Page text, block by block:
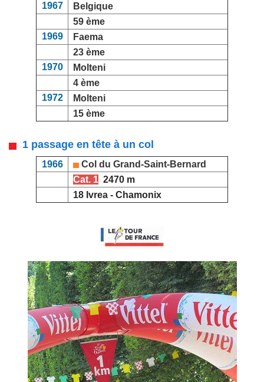
1967
Belgique
59 ème
1969
Faema
23 ème
1970
Molteni
4 ème
1972
Molteni
15 ème
1 passage en tête à un col
1966
Col du Grand-Saint-Bernard
Cat. 1 2470 m
18 Ivrea - Chamonix